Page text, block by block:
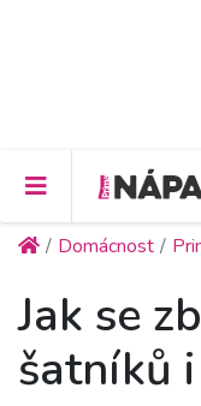
Domácnost
Jak se
šatníků